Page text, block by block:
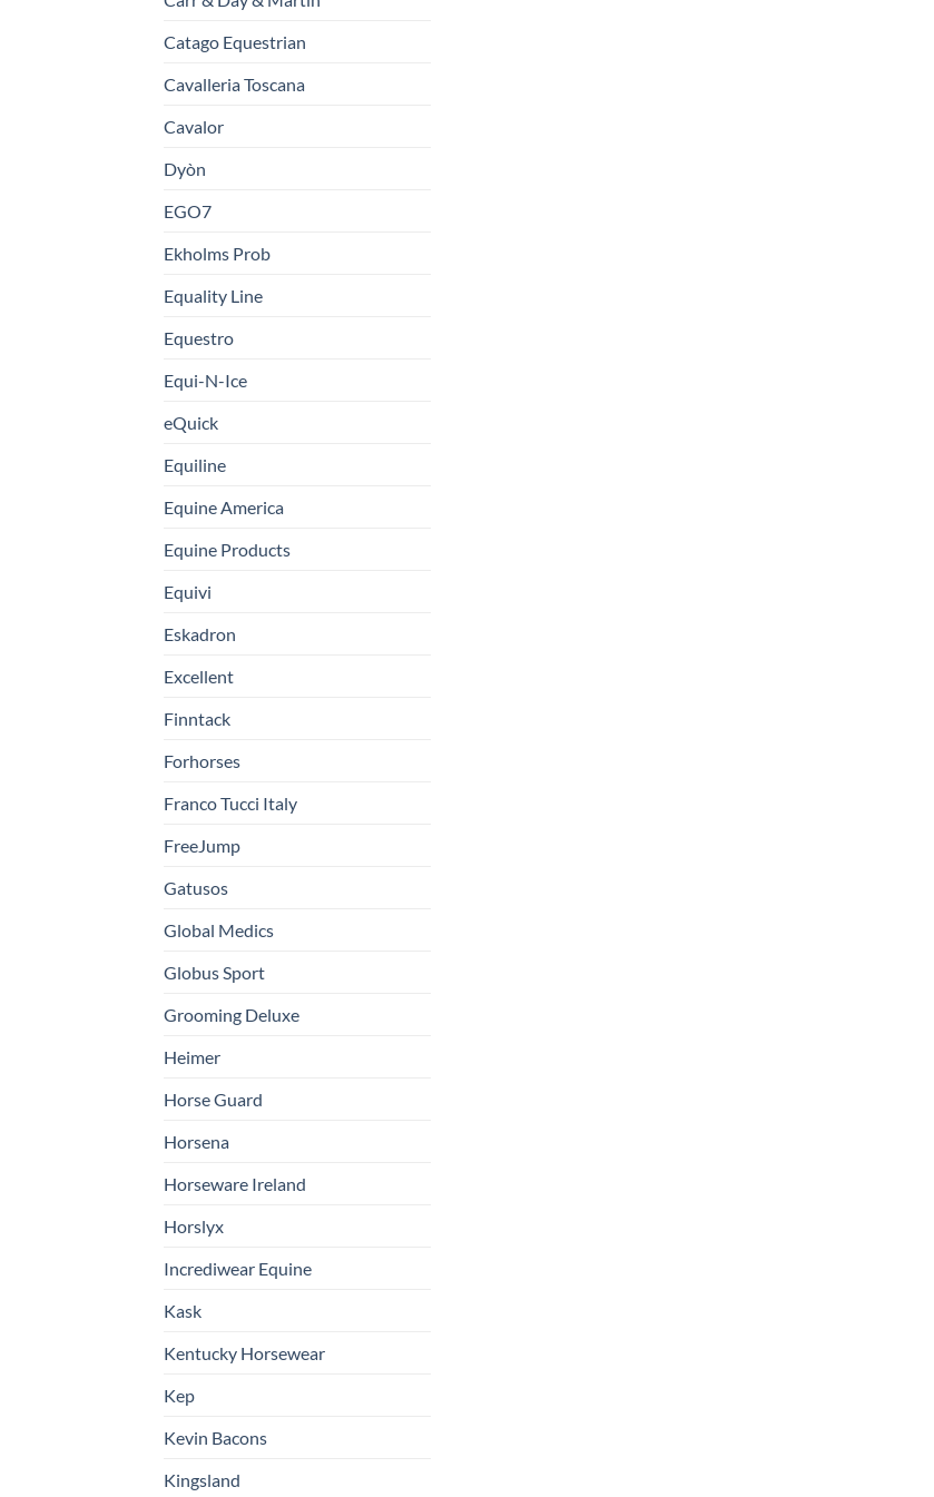
Catago Equestrian
Cavalleria Toscana
Cavalor
Dyòn
EGO7
Ekholms Prob
Equality Line
Equestro
Equi-N-Ice
eQuick
Equiline
Equine America
Equine Products
Equivi
Eskadron
Excellent
Finntack
Forhorses
Franco Tucci Italy
FreeJump
Gatusos
Global Medics
Globus Sport
Grooming Deluxe
Heimer
Horse Guard
Horsena
Horseware Ireland
Horslyx
Incrediwear Equine
Kask
Kentucky Horsewear
Kep
Kevin Bacons
Kingsland